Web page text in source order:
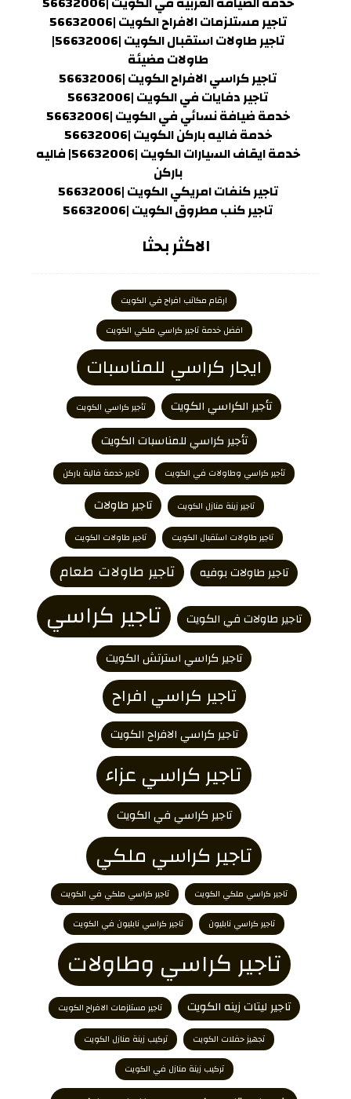
تاجير مستلزمات الافراح الكويت |56632006
تاجير طاولات استقبال الكويت |56632006|
طاولات مضيئة
تاجير كراسي الافراح الكويت |56632006
تاجير دفايات في الكويت |56632006
خدمة ضيافة نسائي في الكويت |56632006
خدمة فاليه باركن الكويت |56632006
خدمة ايقاف السيارات الكويت |56632006| فاليه
باركن
تاجير كنفات امريكي الكويت |56632006
تاجير كنب مطروق الكويت |56632006
الاكثر بحثا
ارقام مكاتب افراح في الكويت
افضل خدمة تاجير كراسي ملكي الكويت
ايجار كراسي للمناسبات
تأجير الكراسي الكويت تأجير كراسي الكويت
تأجير كراسي للمناسبات الكويت
تأجير كراسي وطاولات في الكويت تاجير خدمة فالية باركن
تاجير زينة منازل الكويت تاجير طاولات
تاجير طاولات استقبال الكويت تاجير طاولات الكويت
تاجير طاولات بوفيه تاجير طاولات طعام
تاجير طاولات في الكويت تاجير كراسي
تاجير كراسي استرتش الكويت
تاجير كراسي افراح
تاجير كراسي الافراح الكويت
تاجير كراسي عزاء
تاجير كراسي في الكويت
تاجير كراسي ملكي
تاجير كراسي ملكي الكويت
تاجير كراسي ملكي في الكويت
تاجير كراسي نابليون
تاجير كراسي نابليون في الكويت
تاجير كراسي وطاولات
تاجير ليتات زينه الكويت
تاجير مستلزمات الافراح الكويت
تجهيز حفلات الكويت
تركيب زينة منازل الكويت
تركيب زينة منازل في الكويت